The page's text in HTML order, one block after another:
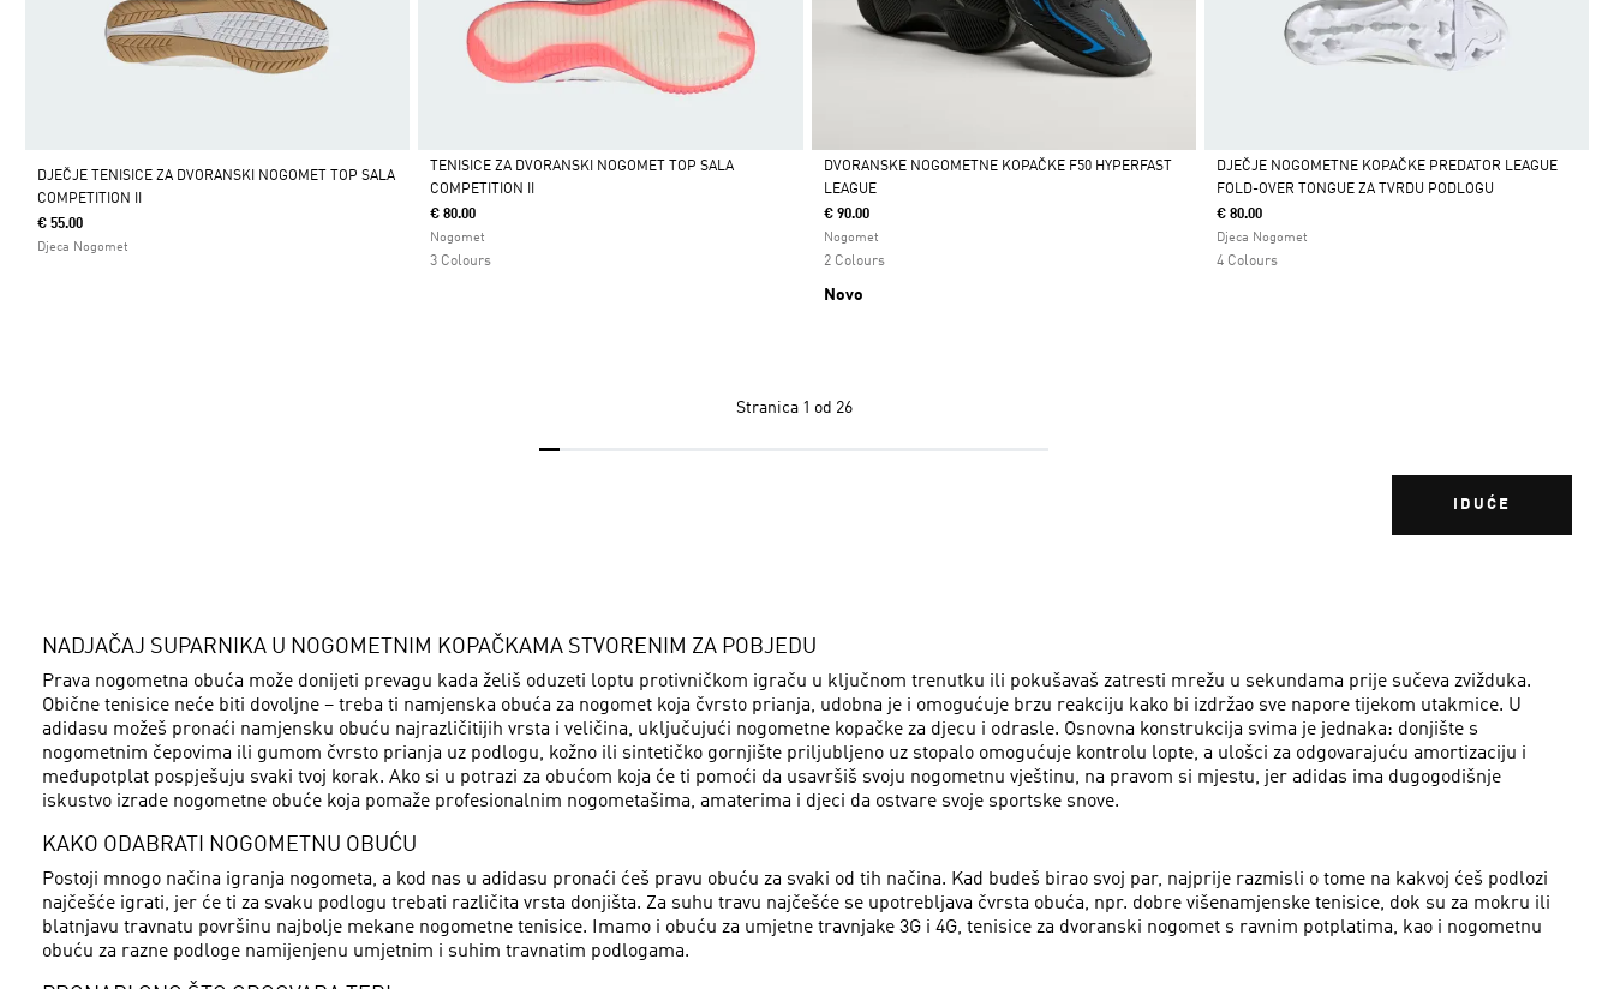
DJEČJE TENISICE ZA DVORANSKI NOGOMET TOP SALA
COMPETITION II
€ 55.00
Djeca Nogomet
Da
TENISICE ZA DVORANSKI NOGOMET TOP SALA
COMPETITION II
€ 80.00
Nogomet
3 Colours
Da
DVORANSKE NOGOMETNE KOPAČKE F50 HYPERFAST
LEAGUE
€ 90.00
Nogomet
2 Colours
Novo
Da
DJEČJE NOGOMETNE KOPAČKE PREDATOR LEAGUE
FOLD-OVER TONGUE ZA TVRDU PODLOGU
€ 80.00
Djeca Nogomet
4 Colours
Stranica 1 od 26
IDUĆE
NADJAČAJ SUPARNIKA U NOGOMETNIM KOPAČKAMA STVORENIM ZA POBJEDU
Prava nogometna obuća može donijeti prevagu kada želiš oduzeti loptu protivničkom igraču u ključnom trenutku ili pokušavaš zatresti mrežu u sekundama prije sučeva zvižduka.
Obične tenisice neće biti dovoljne – treba ti namjenska obuća za nogomet koja čvrsto prianja, udobna je i omogućuje brzu reakciju kako bi izdržao sve napore tijekom utakmice. U
adidasu možeš pronaći namjensku obuću najrazličitijih vrsta i veličina, uključujući nogometne kopačke za djecu i odrasle. Osnovna konstrukcija svima je jednaka: donjište s
nogometnim čepovima ili gumom čvrsto prianja uz podlogu, kožno ili sintetičko gornjište priljubljeno uz stopalo omogućuje kontrolu lopte, a ulošci za odgovarajuću amortizaciju i
međupotplat pospješuju svaki tvoj korak. Ako si u potrazi za obućom koja će ti pomoći da usavršiš svoju nogometnu vještinu, na pravom si mjestu, jer adidas ima dugogodišnje
iskustvo izrade nogometne obuće koja pomaže profesionalnim nogometašima, amaterima i djeci da ostvare svoje sportske snove.
KAKO ODABRATI NOGOMETNU OBUĆU
Postoji mnogo načina igranja nogometa, a kod nas u adidasu pronaći ćeš pravu obuću za svaki od tih načina. Kad budeš birao svoj par, najprije razmisli o tome na kakvoj ćeš podlozi
najčešće igrati, jer će ti za svaku podlogu trebati različita vrsta donjišta. Za suhu travu najčešće se upotrebljava čvrsta obuća, npr. dobre višenamjenske tenisice, dok su za mokru ili
blatnjavu travnatu površinu najbolje mekane nogometne tenisice. Imamo i obuću za umjetne travnjake 3G i 4G, tenisice za dvoranski nogomet s ravnim potplatima, kao i nogometnu
obuću za razne podloge namijenjenu umjetnim i suhim travnatim podlogama.